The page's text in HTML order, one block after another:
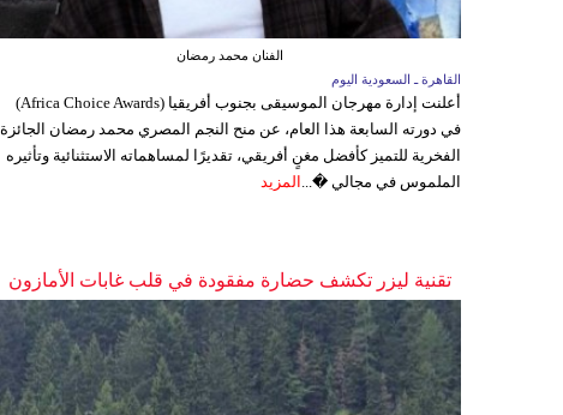
الفنان محمد رمضان
القاهرة ـ السعودية اليوم
أعلنت إدارة مهرجان الموسيقى بجنوب أفريقيا (Africa Choice Awards)
في دورته السابعة هذا العام، عن منح النجم المصري محمد رمضان الجائزة
الفخرية للتميز كأفضل مغنٍ أفريقي، تقديرًا لمساهماته الاستثنائية وتأثيره
الملموس في مجالي �... المزيد
تقنية ليزر تكشف حضارة مفقودة في قلب غابات الأمازون